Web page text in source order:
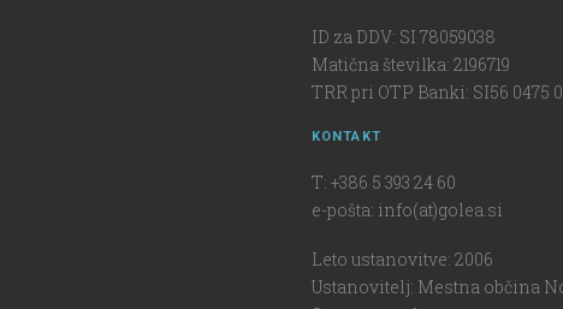
ID za DDV: SI 78059038
Matična številka: 2196719
TRR pri OTP Banki: SI56 0475
KONTAKT
T: +386 5 393 24 60
e-pošta: info(at)golea.si
Leto ustanovitve: 2006
Ustanovitelj: Mestna občina